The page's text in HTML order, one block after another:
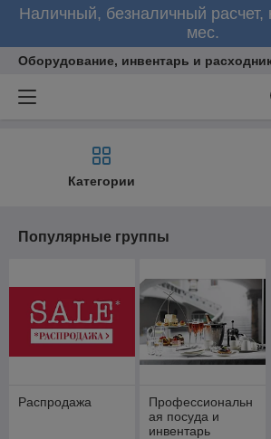
Наличный, безналичный расчет,
мес.
Оборудование, инвентарь и
Категории
Популярные группы
Распродажа
Профессиональн
ая посуда и
инвентарь